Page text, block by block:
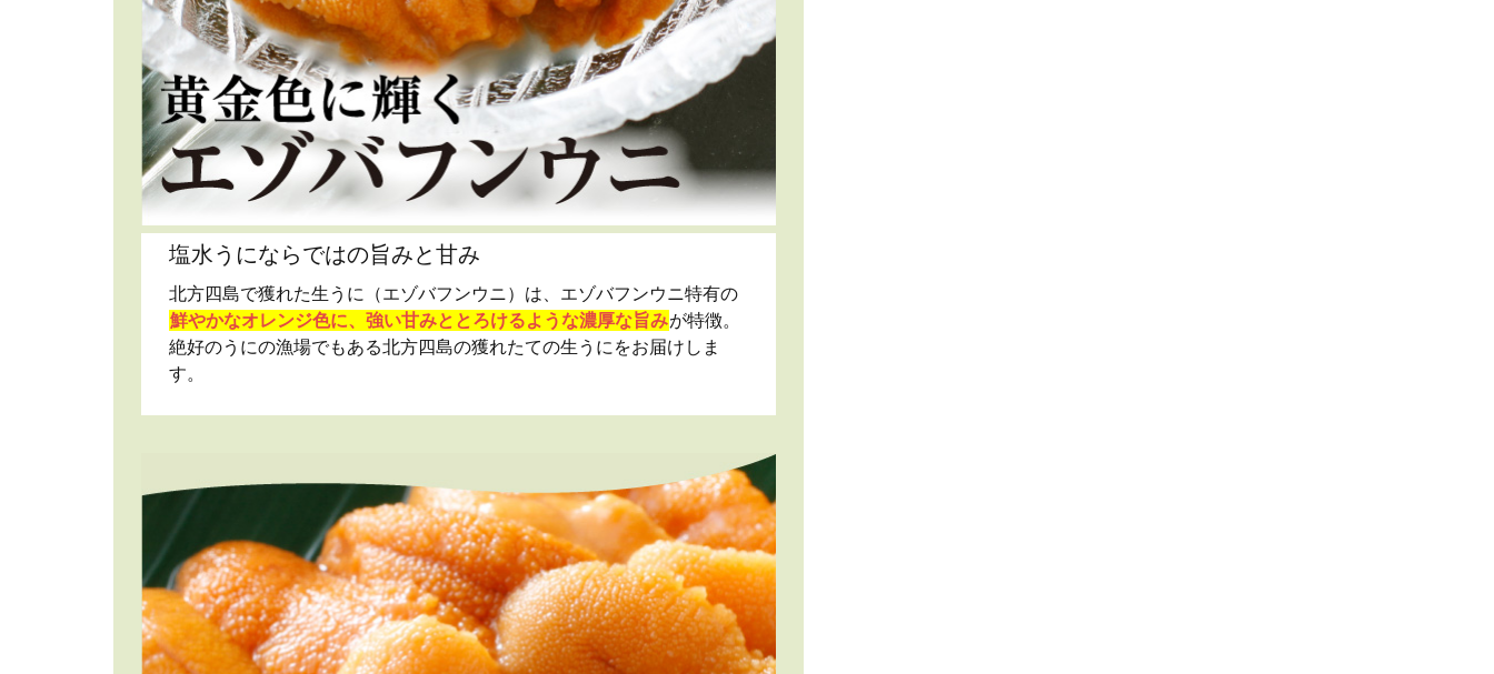
塩水うにならではの旨みと甘み
北方四島で獲れた生うに（エゾバフンウニ）は、エゾバフンウニ特有の
鮮やかなオレンジ色に、強い甘みととろけるような濃厚な旨みが特徴。
絶好のうにの漁場でもある北方四島の獲れたての生うにをお届けしま
す。